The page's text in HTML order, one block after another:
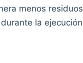
menos
la